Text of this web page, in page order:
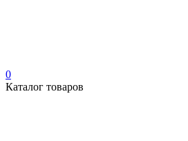
0
Каталог товаров